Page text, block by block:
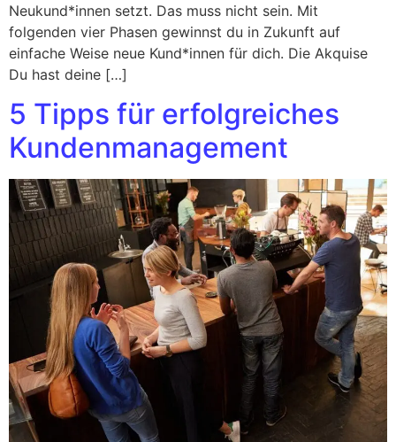
Neukund*innen setzt. Das muss nicht sein. Mit
folgenden vier Phasen gewinnst du in Zukunft auf
einfache Weise neue Kund*innen für dich. Die Akquise
Du hast deine […]
5 Tipps für erfolgreiches
Kundenmanagement